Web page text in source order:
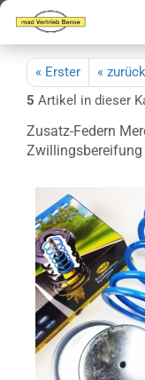
« Erster « zurück
5 Artikel in dieser
Zusatz-Federn
Zwillingsbereifung